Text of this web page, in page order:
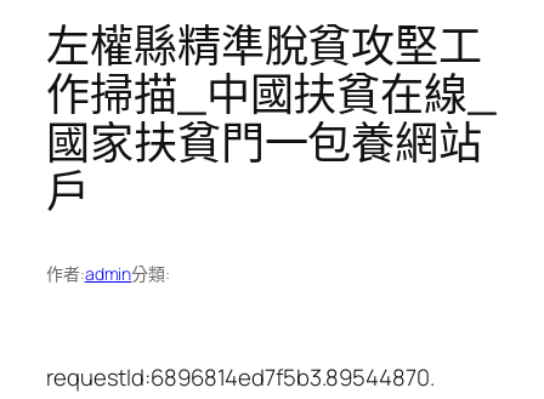
左權縣精準脫貧攻堅工
作掃描_中國扶貧在線_
國家扶貧門一包養網站
戶
作者:admin分類:
requestId:6896814ed7f5b3.89544870.